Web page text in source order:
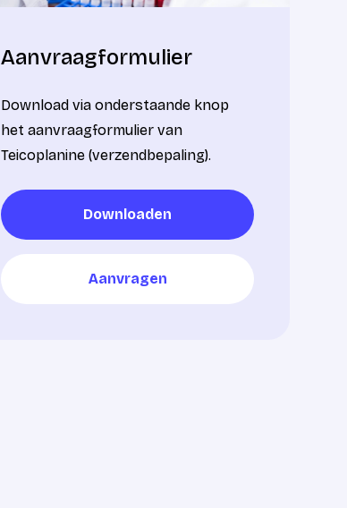
Aanvraagformulier
Download via onderstaande knop
het aanvraagformulier van
Teicoplanine (verzendbepaling).
Downloaden
Downloaden
Aanvragen